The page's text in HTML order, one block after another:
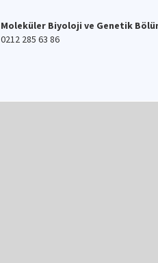
Moleküler Biyoloji ve Genetik
0212 285 63 86